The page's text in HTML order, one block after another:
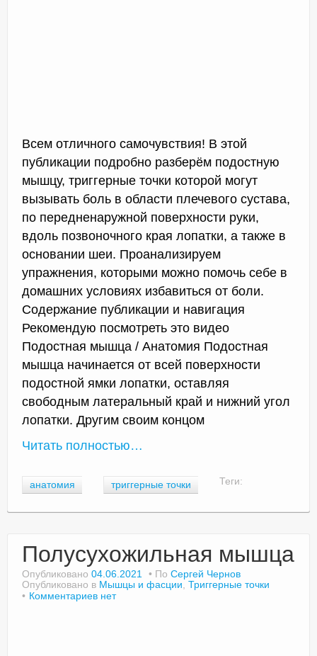
Всем отличного самочувствия! В этой
публикации подробно разберём подостную
мышцу, триггерные точки которой могут
вызывать боль в области плечевого сустава,
по передненаружной поверхности руки,
вдоль позвоночного края лопатки, а также в
основании шеи. Проанализируем
упражнения, которыми можно помочь себе в
домашних условиях избавиться от боли.
Содержание публикации и навигация
Рекомендую посмотреть это видео
Подостная мышца / Анатомия Подостная
мышца начинается от всей поверхности
подостной ямки лопатки, оставляя
свободным латеральный край и нижний угол
лопатки. Другим своим концом
Читать полностью…
Теги:
анатомия триггерные точки
Полусухожильная мышца
Опубликовано 04.06.2021 По Сергей Чернов
Опубликовано в Мышцы и фасции Триггерные точки
Комментариев нет